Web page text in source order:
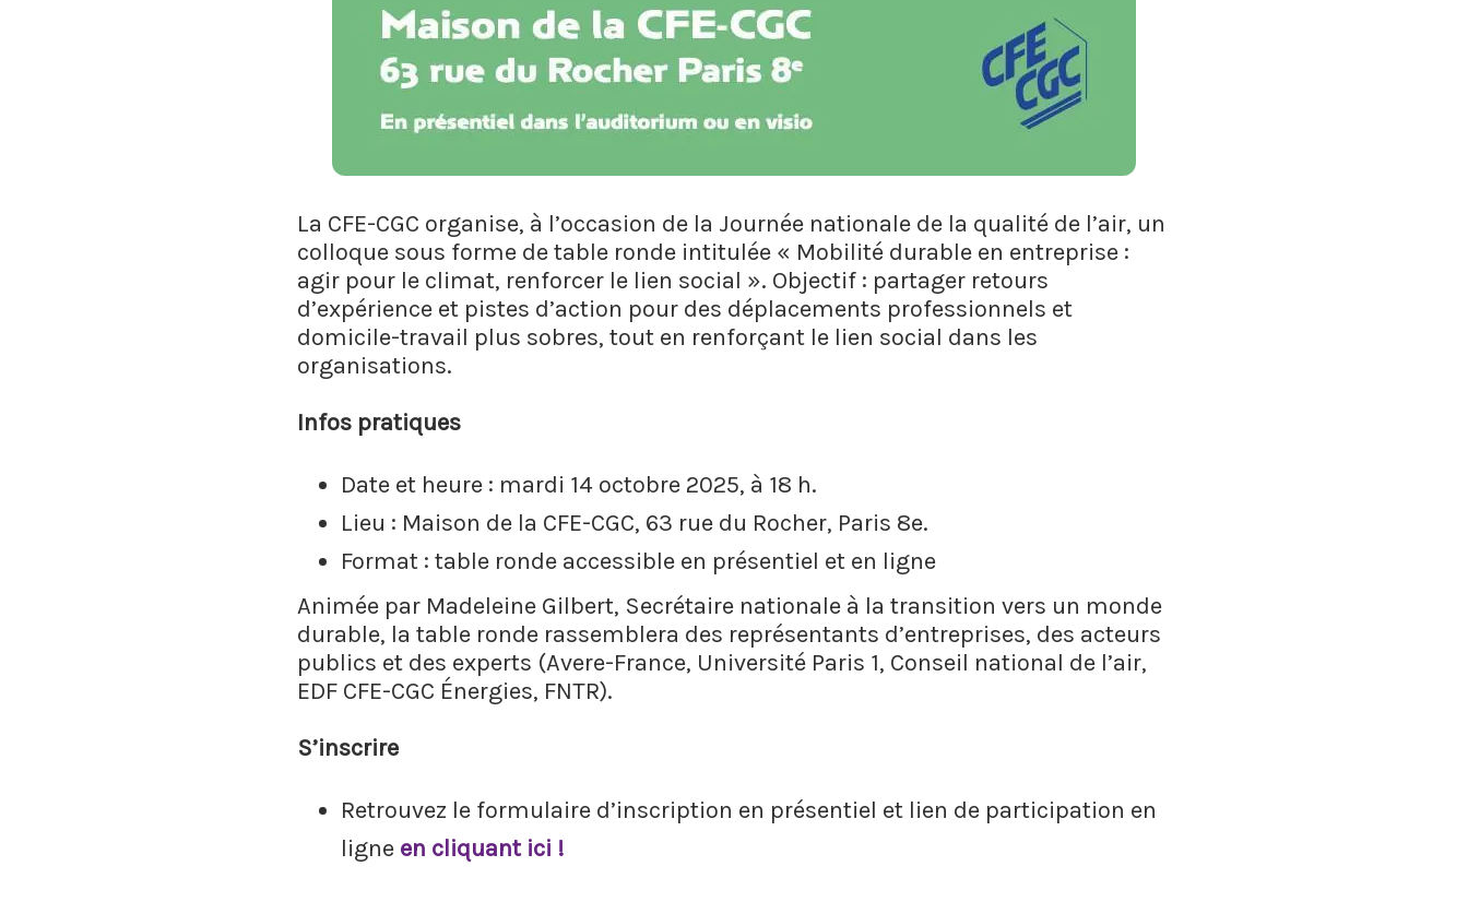
La CFE-CGC organise, à l’occasion de la Journée nationale de la qualité de l’air, un
colloque sous forme de table ronde intitulée « Mobilité durable en entreprise :
agir pour le climat, renforcer le lien social ». Objectif : partager retours
d’expérience et pistes d’action pour des déplacements professionnels et
domicile-travail plus sobres, tout en renforçant le lien social dans les
organisations.
Infos pratiques
Date et heure : mardi 14 octobre 2025, à 18 h.
Lieu : Maison de la CFE-CGC, 63 rue du Rocher, Paris 8e.
Format : table ronde accessible en présentiel et en ligne
Animée par Madeleine Gilbert, Secrétaire nationale à la transition vers un monde
durable, la table ronde rassemblera des représentants d’entreprises, des acteurs
publics et des experts (Avere-France, Université Paris 1, Conseil national de l’air,
EDF CFE-CGC Énergies, FNTR).
S’inscrire
Retrouvez le formulaire d’inscription en présentiel et lien de participation en
ligne en cliquant ici !